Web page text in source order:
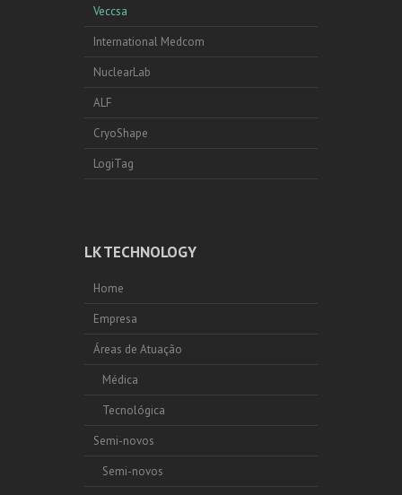
Veccsa
International Medcom
NuclearLab
ALF
CryoShape
LogiTag
LK TECHNOLOGY
Home
Empresa
Áreas de Atuação
Médica
Tecnológica
Semi-novos
Semi-novos